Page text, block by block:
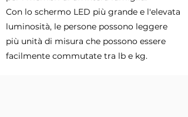
Con lo schermo LED più grande e l'elevata
luminosità, le persone possono leggere
più unità di misura che possono essere
facilmente commutate tra lb e kg.